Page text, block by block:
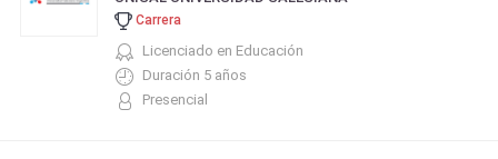
Carrera
Licenciado en Educación
Duración 5 años
Presencial